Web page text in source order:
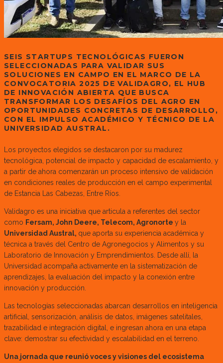
SEIS STARTUPS TECNOLÓGICAS FUERON
SELECCIONADAS PARA VALIDAR SUS
SOLUCIONES EN CAMPO EN EL MARCO DE LA
CONVOCATORIA 2025 DE VALIDAGRO, EL HUB
DE INNOVACIÓN ABIERTA QUE BUSCA
TRANSFORMAR LOS DESAFÍOS DEL AGRO EN
OPORTUNIDADES CONCRETAS DE DESARROLLO,
CON EL IMPULSO ACADÉMICO Y TÉCNICO DE LA
UNIVERSIDAD AUSTRAL.
Los proyectos elegidos se destacaron por su madurez
tecnológica, potencial de impacto y capacidad de escalamiento, y
a partir de ahora comenzarán un proceso intensivo de validación
en condiciones reales de producción en el campo experimental
de Estancia Las Cabezas, Entre Ríos.
Validagro es una iniciativa que articula a referentes del sector
como Fersam, John Deere, Telecom, Agronorte y la
Universidad Austral, que aporta su experiencia académica y
técnica a través del Centro de Agronegocios y Alimentos y su
Laboratorio de Innovación y Emprendimientos. Desde allí, la
Universidad acompaña activamente en la sistematización de
aprendizajes, la evaluación del impacto y la conexión entre
innovación y producción.
Las tecnologías seleccionadas abarcan desarrollos en inteligencia
artificial, sensorización, análisis de datos, imágenes satelitales,
trazabilidad e integración digital, e ingresan ahora en una etapa
clave: demostrar su efectividad y escalabilidad en el terreno.
Una jornada que reunió voces y visiones del ecosistema